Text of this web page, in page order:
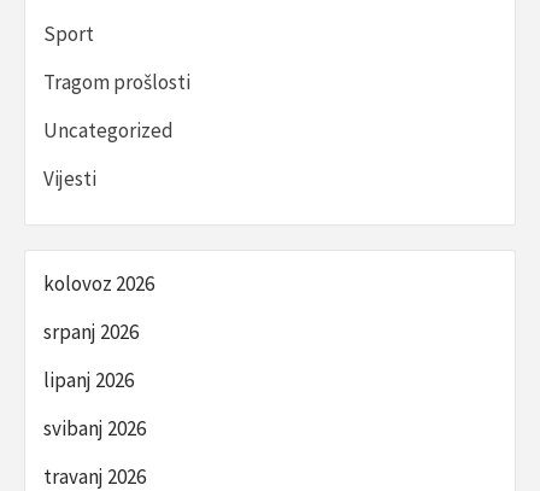
Sport
Tragom prošlosti
Uncategorized
Vijesti
kolovoz 2026
srpanj 2026
lipanj 2026
svibanj 2026
travanj 2026